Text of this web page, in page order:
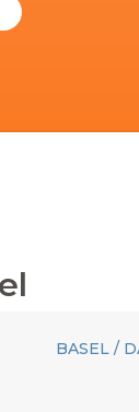
BASEL /